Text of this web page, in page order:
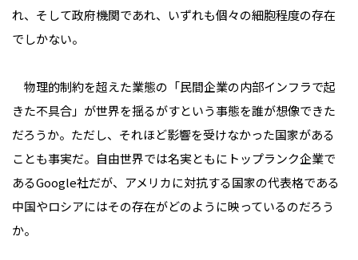
れ、そして政府機関であれ、いずれも個々の細胞程度の存在
でしかない。
物理的制約を超えた業態の「民間企業の内部インフラで起
きた不具合」が世界を揺るがすという事態を誰が想像できた
だろうか。ただし、それほど影響を受けなかった国家がある
ことも事実だ。自由世界では名実ともにトップランク企業で
あるGoogle社だが、アメリカに対抗する国家の代表格である
中国やロシアにはその存在がどのように映っているのだろう
か。